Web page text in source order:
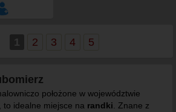
1 2 3 4 5
położone w województwie
to idealne miejsce na randki . Znane z